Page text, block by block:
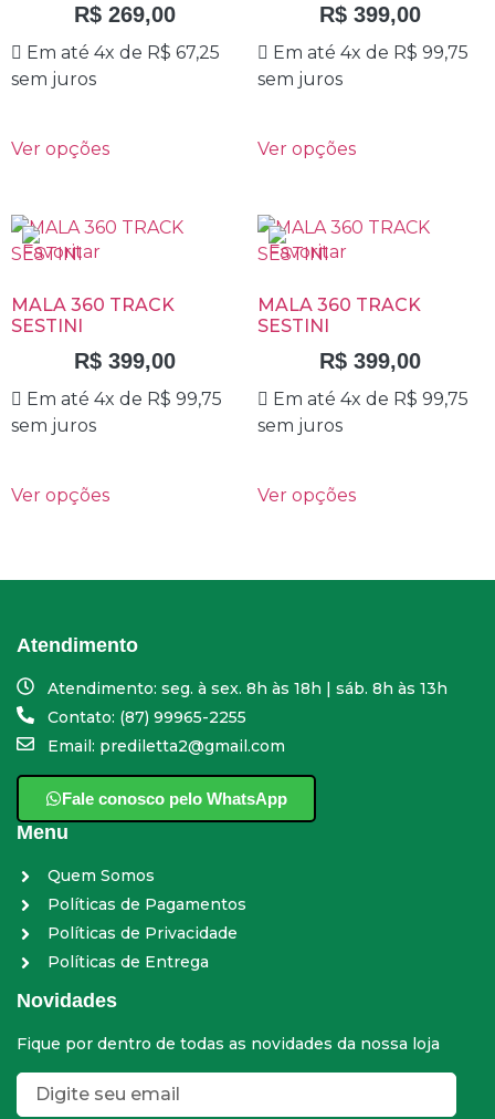
R$269,00
Em até 4x de R$ 67,25
sem juros
Ver opções
R$ 399,00
Em até 4x de R$ 99,75
sem juros
Ver opções
MALA 360 TRACK
SESTINI
R$399,00
Em até 4x de R$ 99,75
sem juros
Ver opções
MALA 360 TRACK
SESTINI
R$ 399,00
Em até 4x de R$ 99,75
sem juros
Ver opções
Atendimento
Atendimento: seg. à sex. 8h às 18h | sáb. 8h às 13h
Contato: (87) 99965-2255
Email: prediletta2@gmail.com
Fale conosco pelo WhatsApp
Menu
Quem Somos
Políticas de Pagamentos
Políticas de Privacidade
Políticas de Entrega
Novidades
Fique por dentro de todas as novidades da nossa loja